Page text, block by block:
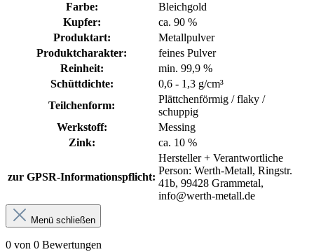
Farbe:
Bleichgold
Kupfer:
ca. 90 %
Produktart:
Metallpulver
Produktcharakter:
feines Pulver
Reinheit:
min. 99,9 %
Schüttdichte:
0,6 - 1,3 g/cm³
Teilchenform:
Plättchenförmig / flaky /
schuppig
Werkstoff:
Messing
Zink:
ca. 10 %
zur GPSR-Informationspflicht:
Hersteller + Verantwortliche
Person: Werth-Metall, Ringstr.
41b, 99428 Grammetal,
info@werth-metall.de
Menü schließen
0 von 0 Bewertungen